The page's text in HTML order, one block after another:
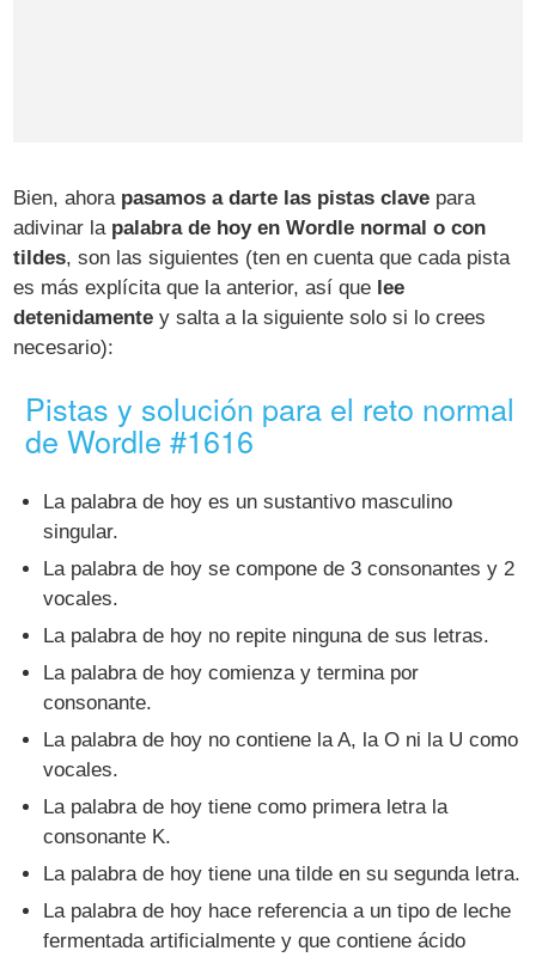
Bien, ahora pasamos a darte las pistas clave para
adivinar la palabra de hoy en Wordle normal o con
tildes, son las siguientes (ten en cuenta que cada pista
es más explícita que la anterior, así que lee
detenidamente y salta a la siguiente solo si lo crees
necesario):
Pistas y solución para el reto normal
de Wordle #1616
La palabra de hoy es un sustantivo masculino
singular.
La palabra de hoy se compone de 3 consonantes y 2
vocales.
La palabra de hoy no repite ninguna de sus letras.
La palabra de hoy comienza y termina por
consonante.
La palabra de hoy no contiene la A, la O ni la U como
vocales.
La palabra de hoy tiene como primera letra la
consonante K.
La palabra de hoy tiene una tilde en su segunda letra.
La palabra de hoy hace referencia a un tipo de leche
fermentada artificialmente y que contiene ácido